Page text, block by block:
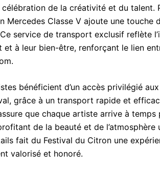
de la créativité et du talent.
Mercedes Classe V ajoute une touche
service de transport exclusif reflète
à leur bien-être, renforçant le lien
bénéficient d’un accès privilégié
grâce à un transport rapide et
que chaque artiste arrive à temps
de la beauté et de l’atmosphère
fait du Festival du Citron une
valorisé et honoré.